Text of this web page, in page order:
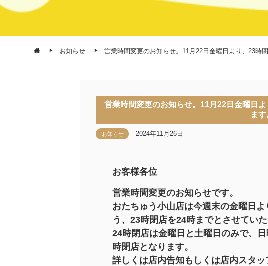
お知らせ 営業時間変更のお知らせ。11月22日金曜日より、23時
営業時間変更のお知らせ。11月22日金曜日
ます
お知らせ 2024年11月26日
お客様各位
営業時間変更のお知らせです。
おたちゅう小山店は今週末の金曜日
う、23時閉店を24時までとさせていた
24時閉店は金曜日と土曜日のみで、
時閉店となります。
詳しくは店内告知もしくは店内スタッ